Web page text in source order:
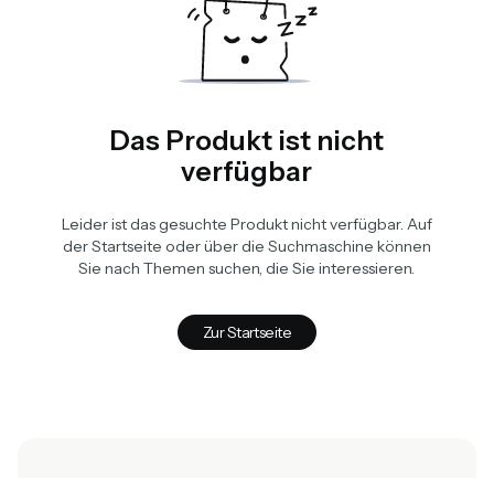
Das Produkt ist nicht
verfügbar
Leider ist das gesuchte Produkt nicht verfügbar. Auf
der Startseite oder über die Suchmaschine können
Sie nach Themen suchen, die Sie interessieren.
Zur Startseite